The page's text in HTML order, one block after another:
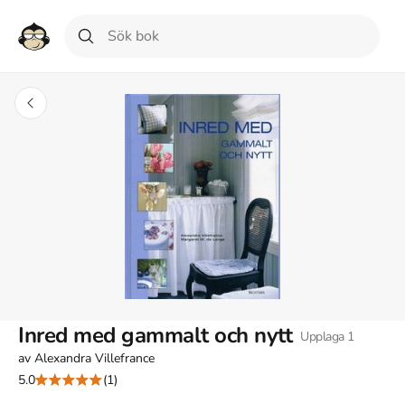
Inred med gammalt och nytt Upplaga 1
av Alexandra Villefrance
5.0
(1)